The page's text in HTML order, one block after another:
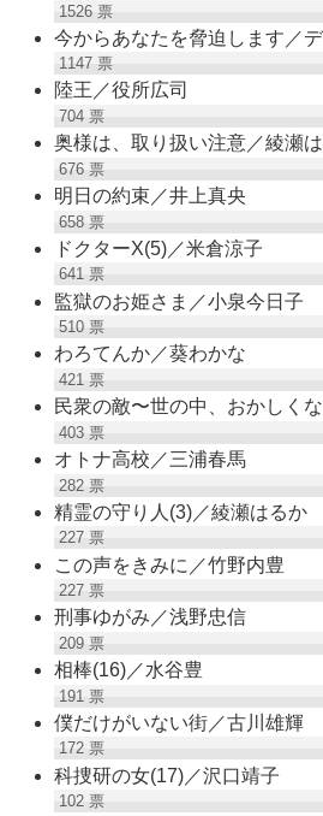
1526票
今からあなたを脅迫します／
1147票
陸王／役所広司
704票
奥様は、取り扱い注意／綾瀬
676票
明日の約束／井上真央
658票
ドクターX(5)／米倉涼子
641票
監獄のお姫さま／小泉今日子
510票
わろてんか／葵わかな
421票
民衆の敵〜世の中、おかしく
403票
オトナ高校／三浦春馬
282票
精霊の守り人(3)／綾瀬はるか
227票
この声をきみに／竹野内豊
227票
刑事ゆがみ／浅野忠信
209票
相棒(16)／水谷豊
191票
僕だけがいない街／古川雄輝
172票
科捜研の女(17)／沢口靖子
102票